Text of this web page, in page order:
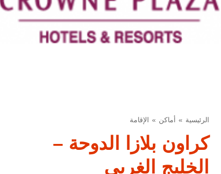
الرئيسية أماكن الإقامة
كراون بلازا الدوحة –
الخليج الغربي